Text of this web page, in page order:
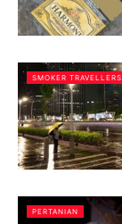
SMOKER TRAVELLERS
PERTANIAN